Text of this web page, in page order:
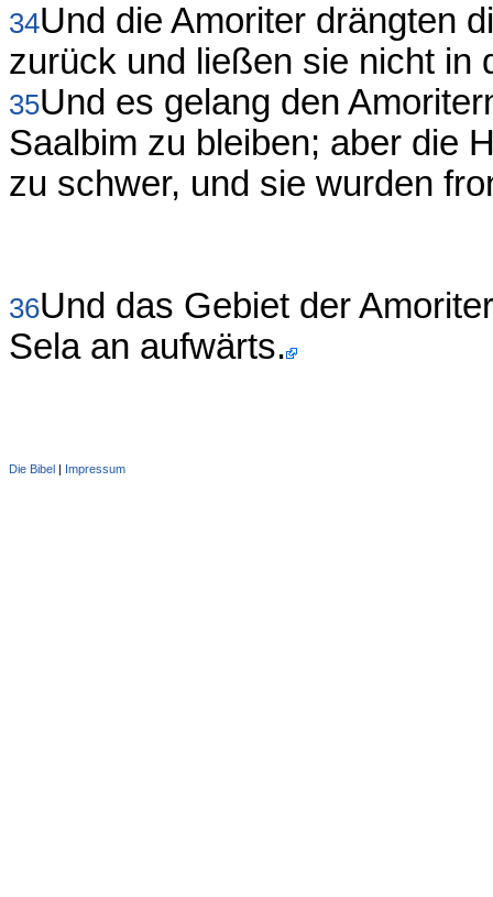
34Und die Amoriter drängten
zurück und ließen sie nicht in
35Und es gelang den
Saalbim zu bleiben; aber die
zu schwer, und sie wurden
36Und das Gebiet der
Sela an aufwärts.
Die Bibel | Impressum